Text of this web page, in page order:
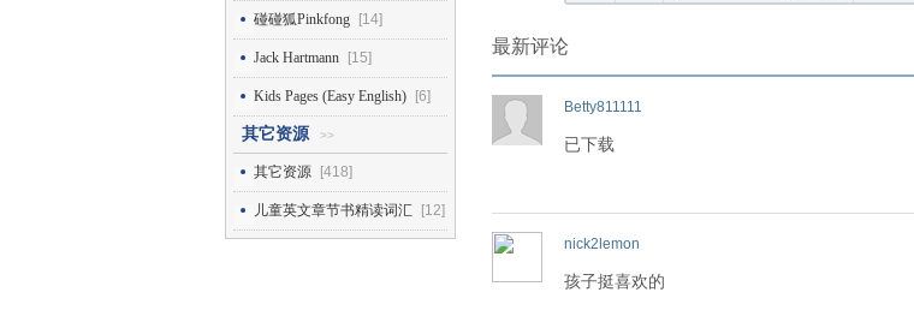
碰碰狐Pinkfong [14]
Jack Hartmann [15]
Kids Pages (Easy English) [6]
其它资源 >>
其它资源 [418]
儿童英文章节书精读词汇 [12]
最新评论
Betty811111
已下载
nick2lemon
孩子挺喜欢的